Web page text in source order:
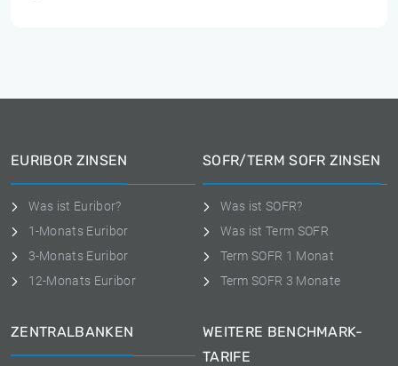
EURIBOR ZINSEN
Was ist Euribor?
1-Monats Euribor
3-Monats Euribor
12-Monats Euribor
SOFR/TERM SOFR ZINSEN
Was ist SOFR?
Was ist Term SOFR
Term SOFR 1 Monat
Term SOFR 3 Monate
ZENTRALBANKEN
WEITERE BENCHMARK-
TARIFE